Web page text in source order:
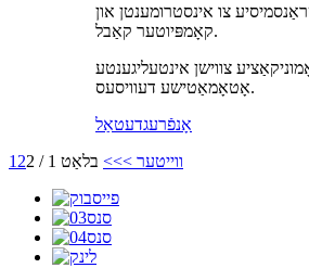
צו אינסטרומענטן און
קאָמפּיוטער קאַבל.
צווישן אינטעליגענטע
אָטאָמאַטישע דעוויסעס.
אָנפֿרעגדעטאַל
1 2 ווייטער >>> בלאַט 1 / 2